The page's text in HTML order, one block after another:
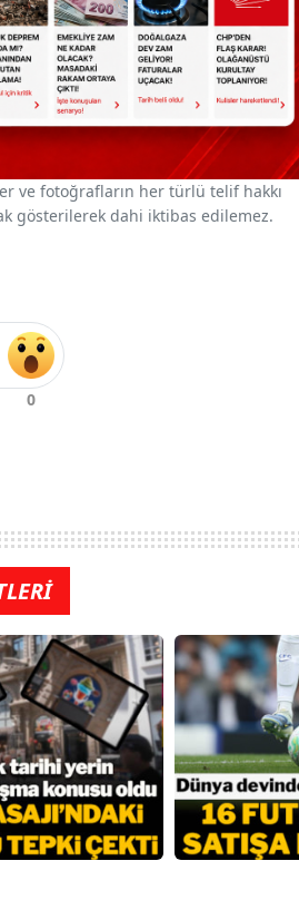
ve fotoğrafların her türlü telif hakkı
gösterilerek dahi iktibas edilemez.